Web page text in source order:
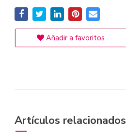
Añadir a favoritos
Artículos relacionados